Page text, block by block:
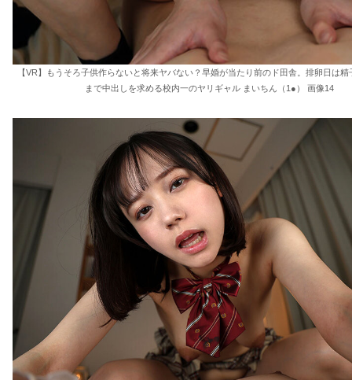
【VR】もうそろ子供作らないと将来ヤバない？早婚が当たり前のド田舎。排卵日は精
まで中出しを求める校内一のヤリギャル まいちん（1●） 画像14